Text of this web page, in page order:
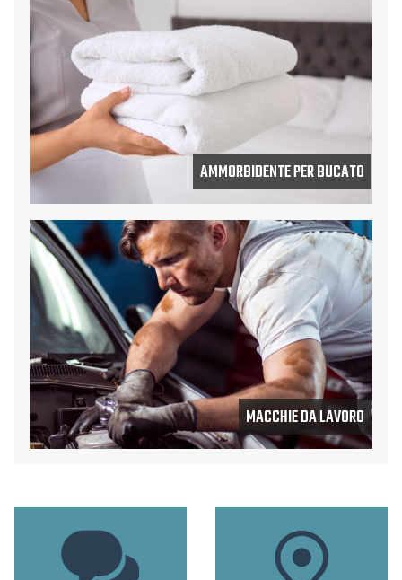
AMMORBIDENTE PER BUCATO
MACCHIE DA LAVORO